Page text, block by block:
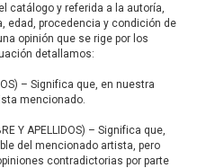
catálogo y referida a la autoría,
edad, procedencia y condición de
opinión que se rige por los
detallamos:
– Significa que, en nuestra
mencionado.
Y APELLIDOS) – Significa que,
del mencionado artista, pero
contradictorias por parte